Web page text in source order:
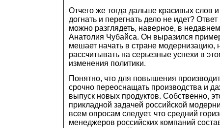
Отчего же тогда дальше красивых слов
догнать и перегнать дело не идет?
можно разглядеть, наверное, в
Анатолия Чубайса. Он выразился
мешает начать в стране модернизацию,
рассчитывать на серьезные успехи в
изменения политики.
Понятно, что для повышения
срочно переоснащать производства и
выпуск новых продуктов. Собственно,
прикладной задачей российской
всем опросам следует, что средний
менеджеров российских компаний